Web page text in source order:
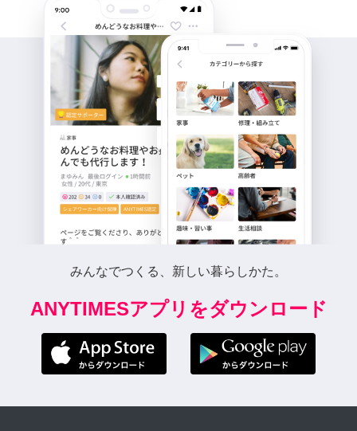
みんなでつくる、新しい暮らしかた。
ANYTIMESアプリをダウンロード